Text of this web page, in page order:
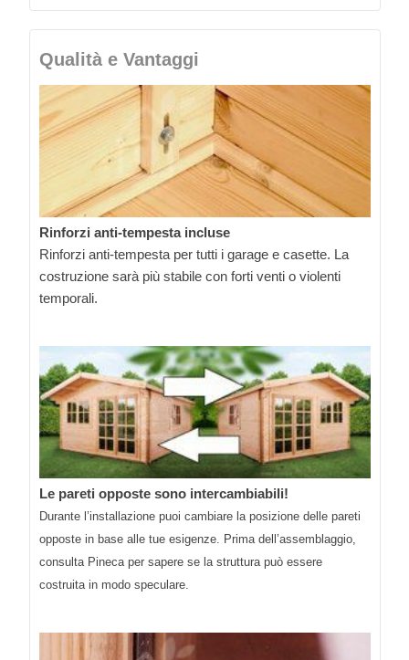
Qualità e Vantaggi
Rinforzi anti-tempesta incluse
Rinforzi anti-tempesta per tutti i garage e casette. La
costruzione sarà più stabile con forti venti o violenti
temporali.
Le pareti opposte sono intercambiabili!
Durante l’installazione puoi cambiare la posizione delle pareti
opposte in base alle tue esigenze. Prima dell’assemblaggio,
consulta Pineca per sapere se la struttura può essere
costruita in modo speculare.